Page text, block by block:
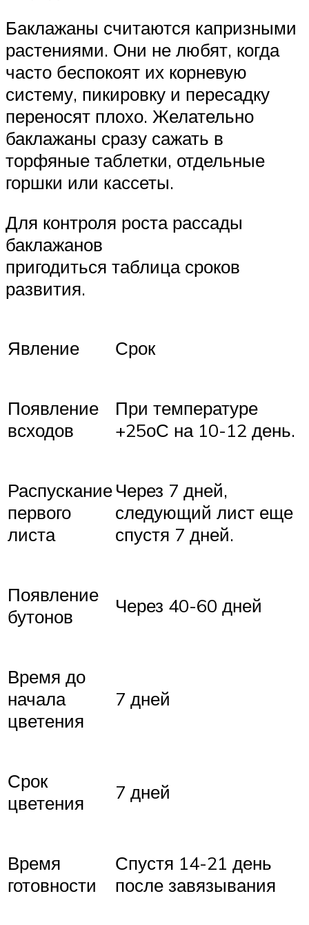
Баклажаны считаются капризными
растениями. Они не любят, когда
часто беспокоят их корневую
систему, пикировку и пересадку
переносят плохо. Желательно
баклажаны сразу сажать в
торфяные таблетки, отдельные
горшки или кассеты.
Для контроля роста рассады
баклажанов
пригодиться таблица сроков
развития.
Явление Срок
Появление
всходов
При температуре
+25оС на 10-12 день.
Распускание
первого
листа
Через 7 дней,
следующий лист еще
спустя 7 дней.
Появление
бутонов
Через 40-60 дней
Время до
начала
цветения
7 дней
Срок
цветения
7 дней
Время
готовности
Спустя 14-21 день
после завязывания